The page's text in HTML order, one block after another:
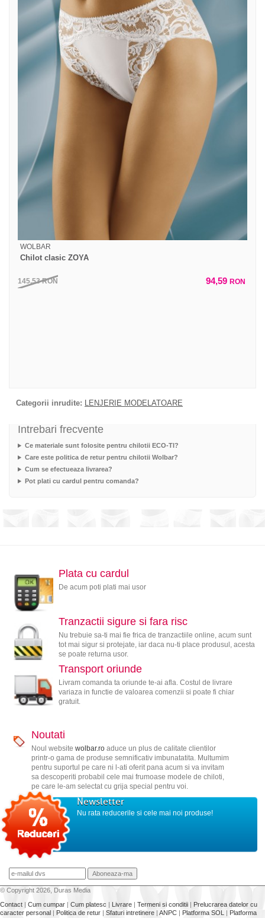
WOLBAR
Chilot clasic ZOYA
145,53RON 94,59 RON
Categorii inrudite: LENJERIE MODELATOARE
Intrebari frecvente
Ce materiale sunt folosite pentru chilotii ECO-TI?
Care este politica de retur pentru chilotii Wolbar?
Cum se efectueaza livrarea?
Pot plati cu cardul pentru comanda?
Plata cu cardul
De acum poti plati mai usor
Tranzactii sigure si fara risc
Nu trebuie sa-ti mai fie frica de tranzactiile online, acum sunt
tot mai sigur si protejate, iar daca nu-ti place produsul, acesta
se poate returna usor.
Transport oriunde
Livram comanda ta oriunde te-ai afla. Costul de livrare
variaza in functie de valoarea comenzii si poate fi chiar
gratuit.
Noutati
Noul website wolbar.roaduce un plus de calitate clientilor
printr-o gama de produse semnificativ imbunatatita. Multumim
pentru suportul pe care ni l-ati oferit pana acum si va invitam
sa descoperiti probabil cele mai frumoase modele de chiloti,
pe care le-am selectat cu grija special pentru voi.
Newsletter
Nu rata reducerile si cele mai noi produse!
© Copyright 2026, Duras Media
Contact | Cum cumpar | Cum platesc | Livrare | Termeni si conditii | Prelucrarea datelor cu
caracter personal | Politica de retur | Sfaturi intretinere | ANPC | Platforma SOL | Platforma